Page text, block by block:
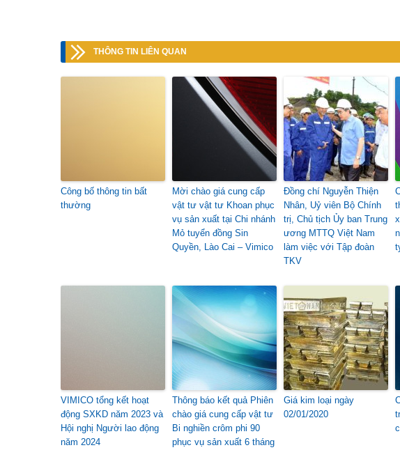
THÔNG TIN LIÊN QUAN
Công bố thông tin bất
thường
Mời chào giá cung cấp
vật tư vật tư Khoan phục
vụ sản xuất tại Chi nhánh
Mỏ tuyển đồng Sin
Quyền, Lào Cai – Vimico
Đồng chí Nguyễn Thiện
Nhân, Uỷ viên Bộ Chính
trị, Chủ tịch Ủy ban Trung
ương MTTQ Việt Nam
làm việc với Tập đoàn
TKV
VIMICO tổng kết hoạt
động SXKD năm 2023 và
Hội nghị Người lao động
năm 2024
Thông báo kết quả Phiên
chào giá cung cấp vật tư
Bi nghiền crôm phi 90
phục vụ sản xuất 6 tháng
Giá kim loại ngày
02/01/2020